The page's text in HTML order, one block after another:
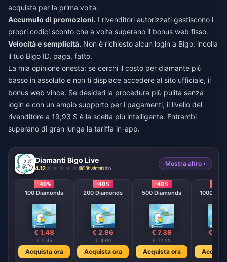
acquista per la prima volta.
Accumulo di promozioni. I rivenditori autorizzati gestiscono i
propri codici sconto che a volte superano il bonus web fisso.
Velocità e semplicità. Non è richiesto alcun login a Bigo: incolla
il tuo Bigo ID, paga, fatto.
La mia opinione onesta: se cerchi il costo per diamante più
basso in assoluto e non ti dispiace accedere al sito ufficiale, il
bonus web vince. Se desideri la procedura più pulita senza
login e con un ampio supporto per i pagamenti, il livello del
rivenditore a 19,93 $ è la scelta più intelligente. Entrambi
superano di gran lunga la tariffa in-app.
Diamanti Bigo Live
4.12 857 venduto
Mostra altro ›
-40%
100 Diamonds
€ 1.48
€ 2.45
Acquista ora
-40%
200 Diamonds
€ 2.96
€ 4.90
Acquista ora
-40%
500 Diamonds
€ 7.39
€ 12.25
Acquista ora
1000
€
€